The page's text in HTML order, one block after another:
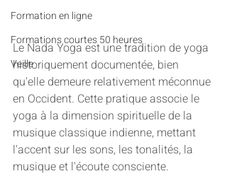
Formation en ligne
Formations courtes 50 heures
Veille
Le Nada Yoga est une tradition de yoga
historiquement documentée, bien
qu'elle demeure relativement méconnue
en Occident. Cette pratique associe le
yoga à la dimension spirituelle de la
musique classique indienne, mettant
l'accent sur les sons, les tonalités, la
musique et l'écoute consciente.